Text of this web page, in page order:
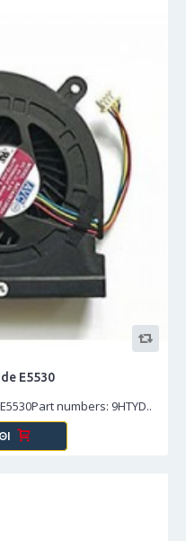
E5530
numbers: 9HTYD..